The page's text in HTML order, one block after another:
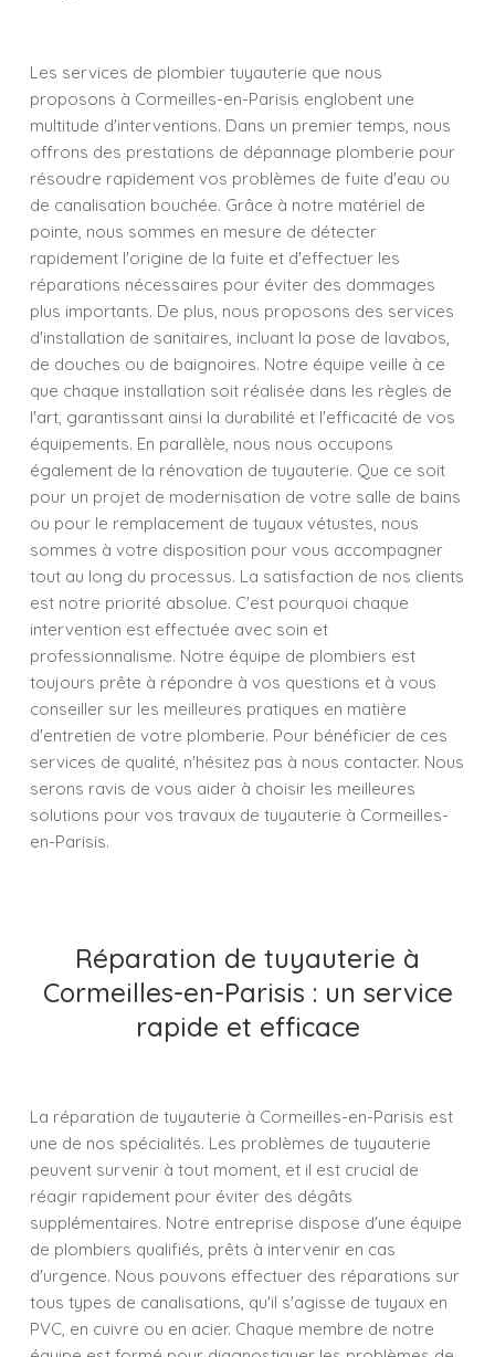
Les services de plombier tuyauterie que nous
proposons à Cormeilles-en-Parisis englobent une
multitude d'interventions. Dans un premier temps, nous
offrons des prestations de dépannage plomberie pour
résoudre rapidement vos problèmes de fuite d'eau ou
de canalisation bouchée. Grâce à notre matériel de
pointe, nous sommes en mesure de détecter
rapidement l'origine de la fuite et d'effectuer les
réparations nécessaires pour éviter des dommages
plus importants. De plus, nous proposons des services
d'installation de sanitaires, incluant la pose de lavabos,
de douches ou de baignoires. Notre équipe veille à ce
que chaque installation soit réalisée dans les règles de
l'art, garantissant ainsi la durabilité et l'efficacité de vos
équipements. En parallèle, nous nous occupons
également de la rénovation de tuyauterie. Que ce soit
pour un projet de modernisation de votre salle de bains
ou pour le remplacement de tuyaux vétustes, nous
sommes à votre disposition pour vous accompagner
tout au long du processus. La satisfaction de nos clients
est notre priorité absolue. C'est pourquoi chaque
intervention est effectuée avec soin et
professionnalisme. Notre équipe de plombiers est
toujours prête à répondre à vos questions et à vous
conseiller sur les meilleures pratiques en matière
d'entretien de votre plomberie. Pour bénéficier de ces
services de qualité, n'hésitez pas à nous contacter. Nous
serons ravis de vous aider à choisir les meilleures
solutions pour vos travaux de tuyauterie à Cormeilles-
en-Parisis.
Réparation de tuyauterie à
Cormeilles-en-Parisis : un service
rapide et efficace
La réparation de tuyauterie à Cormeilles-en-Parisis est
une de nos spécialités. Les problèmes de tuyauterie
peuvent survenir à tout moment, et il est crucial de
réagir rapidement pour éviter des dégâts
supplémentaires. Notre entreprise dispose d'une équipe
de plombiers qualifiés, prêts à intervenir en cas
d'urgence. Nous pouvons effectuer des réparations sur
tous types de canalisations, qu'il s'agisse de tuyaux en
PVC, en cuivre ou en acier. Chaque membre de notre